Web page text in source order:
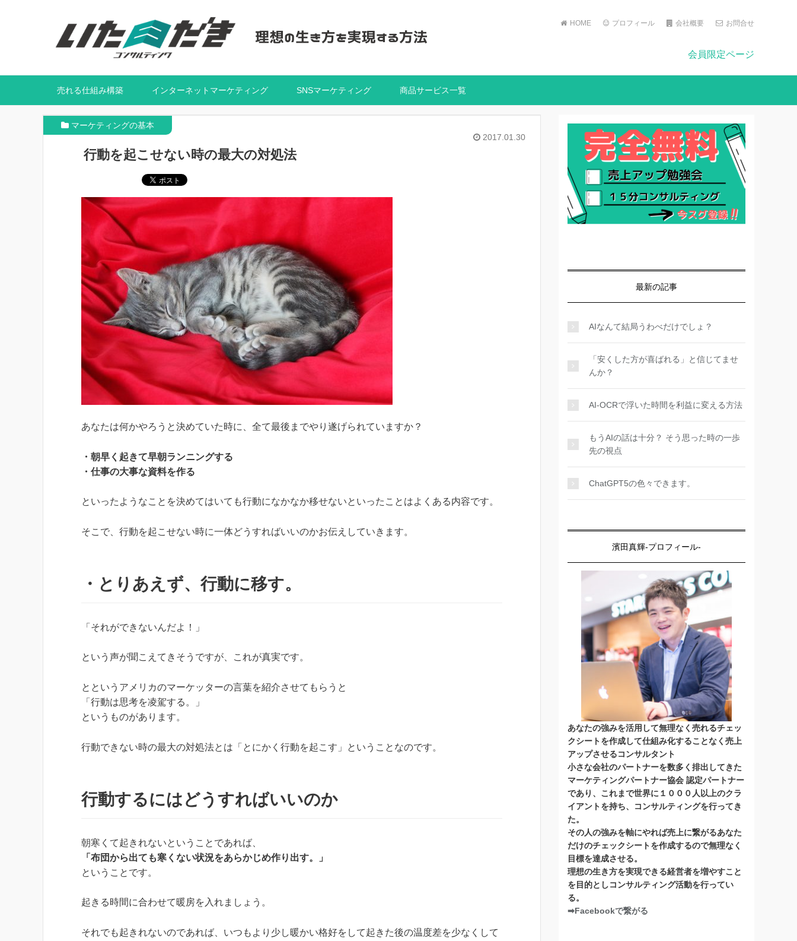
HOME プロフィール 会社概要 お問合せ
会員限定ページ
売れる仕組み構築 インターネットマーケティング SNSマーケティング 商品サービス一覧
2017.01.30
マーケティングの基本
行動を起こせない時の最大の対処法
あなたは何かやろうと決めていた時に、全て最後までやり遂げられていますか？
・朝早く起きて早朝ランニングする
・仕事の大事な資料を作る
といったようなことを決めてはいても行動になかなか移せないといったことはよくある内容です。
そこで、行動を起こせない時に一体どうすればいいのかお伝えしていきます。
・とりあえず、行動に移す。
「それができないんだよ！」
という声が聞こえてきそうですが、これが真実です。
とというアメリカのマーケッターの言葉を紹介させてもらうと
「行動は思考を凌駕する。」
というものがあります。
行動できない時の最大の対処法とは「とにかく行動を起こす」ということなのです。
行動するにはどうすればいいのか
朝寒くて起きれないということであれば、
「布団から出ても寒くない状況をあらかじめ作り出す。」
ということです。
起きる時間に合わせて暖房を入れましょう。
それでも起きれないのであれば、いつもより少し暖かい格好をして起きた後の温度差を少なくして
最新の記事
AIなんて結局うわべだけでしょ？
「安くした方が喜ばれる」と信じてませ
んか？
AI-OCRで浮いた時間を利益に変える方法
もうAIの話は十分？ そう思った時の一歩
先の視点
ChatGPT5の色々できます。
濱田真輝-プロフィール-
あなたの強みを活用して無理なく売れるチェッ
クシートを作成して仕組み化することなく売上
アップさせるコンサルタント
小さな会社のパートナーを数多く排出してきた
マーケティングパートナー協会 認定パートナー
であり、これまで世界に１０００人以上のクラ
イアントを持ち、コンサルティングを行ってき
た。
その人の強みを軸にやれば売上に繋がるあなた
だけのチェックシートを作成するので無理なく
目標を達成させる。
理想の生き方を実現できる経営者を増やすこと
を目的としコンサルティング活動を行ってい
る。
➡Facebookで繋がる